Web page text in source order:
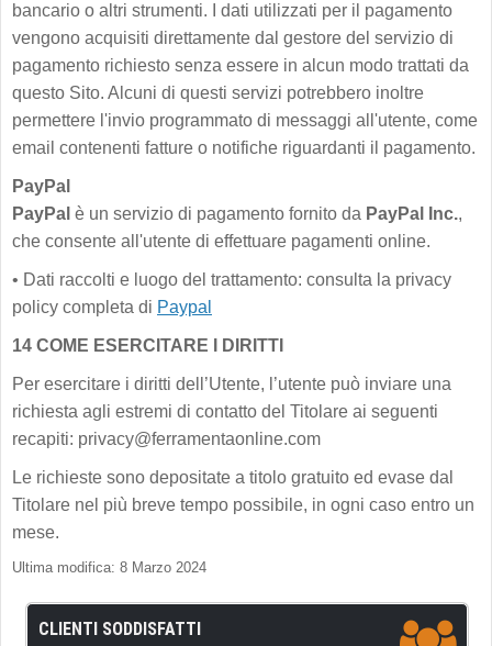
bancario o altri strumenti. I dati utilizzati per il pagamento
vengono acquisiti direttamente dal gestore del servizio di
pagamento richiesto senza essere in alcun modo trattati da
questo Sito. Alcuni di questi servizi potrebbero inoltre
permettere l'invio programmato di messaggi all'utente, come
email contenenti fatture o notifiche riguardanti il pagamento.
PayPal
PayPal è un servizio di pagamento fornito da PayPal Inc.,
che consente all'utente di effettuare pagamenti online.
• Dati raccolti e luogo del trattamento: consulta la privacy
policy completa di Paypal
14 COME ESERCITARE I DIRITTI
Per esercitare i diritti dell’Utente, l’utente può inviare una
richiesta agli estremi di contatto del Titolare ai seguenti
recapiti: privacy@ferramentaonline.com
Le richieste sono depositate a titolo gratuito ed evase dal
Titolare nel più breve tempo possibile, in ogni caso entro un
mese.
Ultima modifica: 8 Marzo 2024
CLIENTI SODDISFATTI